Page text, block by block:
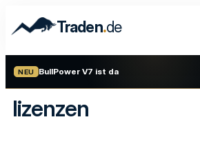
Traden.de
NEU BullPower V7 ist da
lizenzen